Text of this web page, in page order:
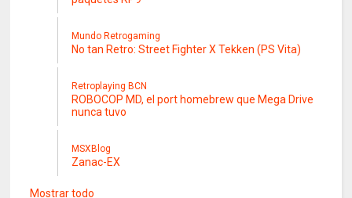
Mundo Retrogaming
No tan Retro: Street Fighter X Tekken (PS Vita)
Retroplaying BCN
ROBOCOP MD, el port homebrew que Mega Drive
nunca tuvo
MSXBlog
Zanac-EX
Mostrar todo